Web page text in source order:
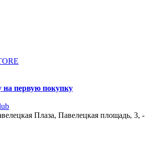
на первую покупку
Плаза, Павелецкая площадь, 3, -